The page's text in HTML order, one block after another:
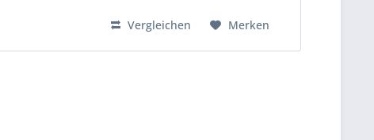
Vergleichen Merken